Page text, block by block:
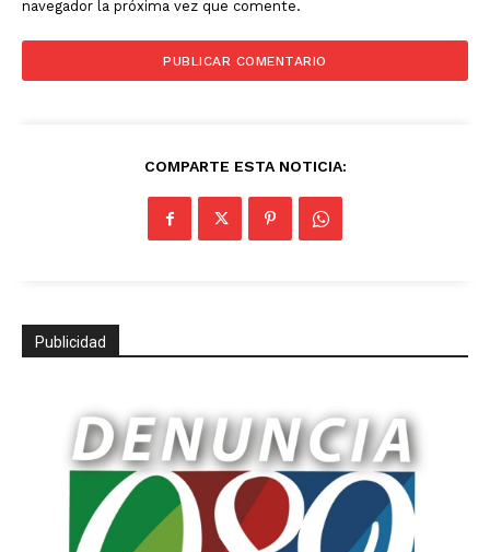
navegador la próxima vez que comente.
COMPARTE ESTA NOTICIA:
Publicidad